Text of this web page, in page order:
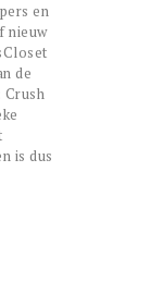
en
nieuw
de
Crush
is dus